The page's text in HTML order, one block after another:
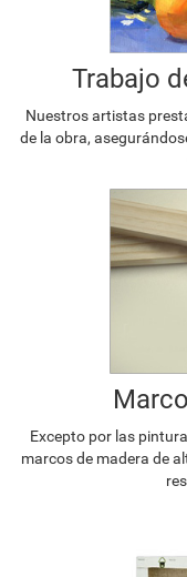
Trabajo
Nuestros artistas
de la obra,
Excepto por las
marcos de madera de